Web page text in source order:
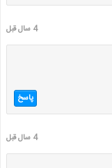
4 سال قبل
پاسخ
4 سال قبل